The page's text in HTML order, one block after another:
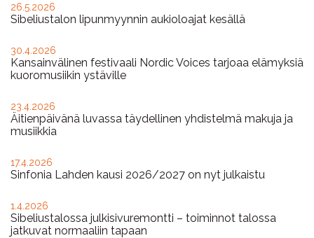
26.5.2026
Sibeliustalon lipunmyynnin aukioloajat kesällä
30.4.2026
Kansainvälinen festivaali Nordic Voices tarjoaa elämyksiä
kuoromusiikin ystäville
23.4.2026
Äitienpäivänä luvassa täydellinen yhdistelmä makuja ja
musiikkia
17.4.2026
Sinfonia Lahden kausi 2026/2027 on nyt julkaistu
1.4.2026
Sibeliustalossa julkisivuremontti – toiminnot talossa
jatkuvat normaaliin tapaan